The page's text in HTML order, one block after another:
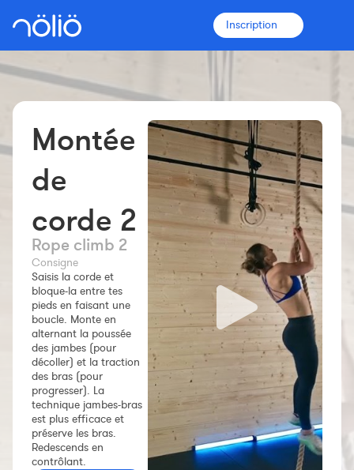
Inscription
La plateforme pour tous
Entraîneurs
Clubs
Sportifs
Plus d'informations
Fonctionnalités
Tarifs
Constructeur de séances
Sportif Premium
L'équipe Nolio
FAQ
Montée
de
corde 2
Rope climb 2
Consigne
Saisis la corde et
bloque-la entre tes
pieds en faisant une
boucle. Monte en
alternant la poussée
des jambes (pour
décoller) et la traction
des bras (pour
progresser). La
technique jambes-bras
est plus efficace et
préserve les bras.
Redescends en
contrôlant.